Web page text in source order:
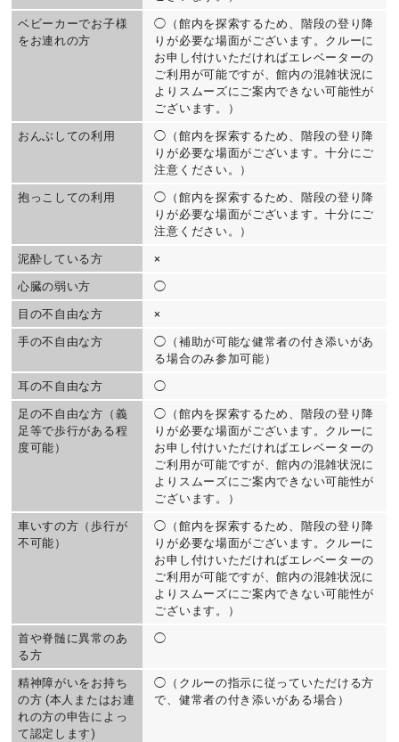
ベビーカーでお子様
をお連れの方
◯（館内を探索するため、階段の登り降
りが必要な場面がございます。クルーに
お申し付けいただければエレベーターの
ご利用が可能ですが、館内の混雑状況に
よりスムーズにご案内できない可能性が
ございます。）
おんぶしての利用
◯（館内を探索するため、階段の登り降
りが必要な場面がございます。十分にご
注意ください。）
抱っこしての利用
◯（館内を探索するため、階段の登り降
りが必要な場面がございます。十分にご
注意ください。）
泥酔している方 ×
心臓の弱い方 ◯
目の不自由な方 ×
手の不自由な方
◯（補助が可能な健常者の付き添いがあ
る場合のみ参加可能）
耳の不自由な方 ◯
足の不自由な方（義
足等で歩行がある程
度可能）
◯（館内を探索するため、階段の登り降
りが必要な場面がございます。クルーに
お申し付けいただければエレベーターの
ご利用が可能ですが、館内の混雑状況に
よりスムーズにご案内できない可能性が
ございます。）
車いすの方（歩行が
不可能）
◯（館内を探索するため、階段の登り降
りが必要な場面がございます。クルーに
お申し付けいただければエレベーターの
ご利用が可能ですが、館内の混雑状況に
よりスムーズにご案内できない可能性が
ございます。）
首や脊髄に異常のあ
る方
◯
精神障がいをお持ち
の方 (本人またはお連
れの方の申告によっ
て認定します)
◯（クルーの指示に従っていただける方
で、健常者の付き添いがある場合）